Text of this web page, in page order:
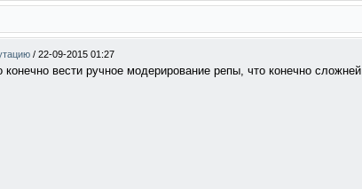
/ 22-09-2015 01:27
вести ручное модерирование репы, что конечно